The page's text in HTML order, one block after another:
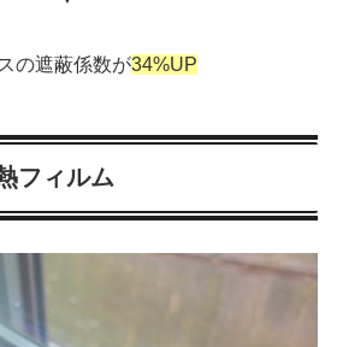
の遮蔽係数が34%UP
フィルム